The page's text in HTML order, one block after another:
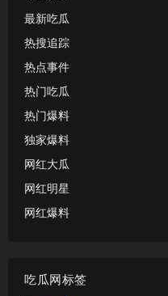
最新吃瓜
热搜追踪
热点事件
热门吃瓜
热门爆料
独家爆料
网红大瓜
网红明星
网红爆料
吃瓜网标签